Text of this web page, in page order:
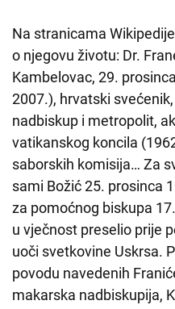
Na stranicama
o njegovu životu: Dr.
Kambelovac, 29.
2007.), hrvatski
nadbiskup i metropolit,
vatikanskog koncila
saborskih komisija… Za
sami Božić 25. prosinca
za pomoćnog biskupa
u vječnost preselio prije
uoči svetkovine Uskrsa.
povodu navedenih
makarska nadbiskupija,